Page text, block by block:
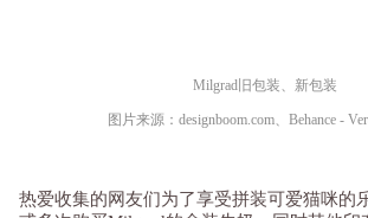
Milgrad旧包装、新包装
图片来源：designboom.com、Behance -
热爱收集的网友们为了享受拼装可爱猫咪的